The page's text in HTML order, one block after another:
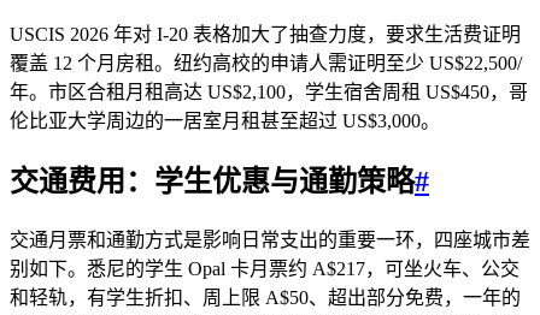
USCIS 2026 年对 I-20 表格加大了抽查力度，要求生活费证明
覆盖 12 个月房租。纽约高校的申请人需证明至少 US$22,500/
年。市区合租月租高达 US$2,100，学生宿舍周租 US$450，哥
伦比亚大学周边的一居室月租甚至超过 US$3,000。
交通费用：学生优惠与通勤策略#
交通月票和通勤方式是影响日常支出的重要一环，四座城市差
别如下。悉尼的学生 Opal 卡月票约 A$217，可坐火车、公交
和轻轨，有学生折扣、周上限 A$50、超出部分免费，一年的